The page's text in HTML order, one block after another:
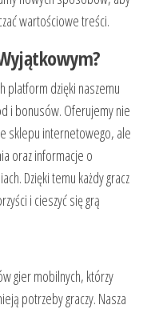
wartościowe treści.
platform dzięki naszemu
i bonusów. Oferujemy nie
sklepu internetowego, ale
oraz informacje o
Dzięki temu każdy gracz
i cieszyć się grą
gier mobilnych, którzy
potrzeby graczy. Nasza